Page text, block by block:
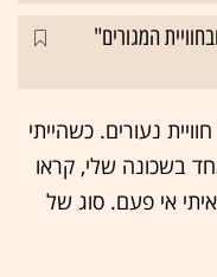
המגורים"
נעורים. כשהייתי
בשכונה שלי, קראו
אי פעם. סוג של